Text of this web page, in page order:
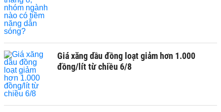
Giá xăng dầu đồng loạt giảm hơn 1.000
đồng/lít từ chiều 6/8